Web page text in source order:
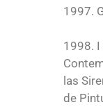
1997.
1998.
las
de